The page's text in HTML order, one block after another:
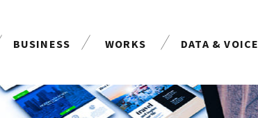
BUSINESS
WORKS
DATA & VOICE